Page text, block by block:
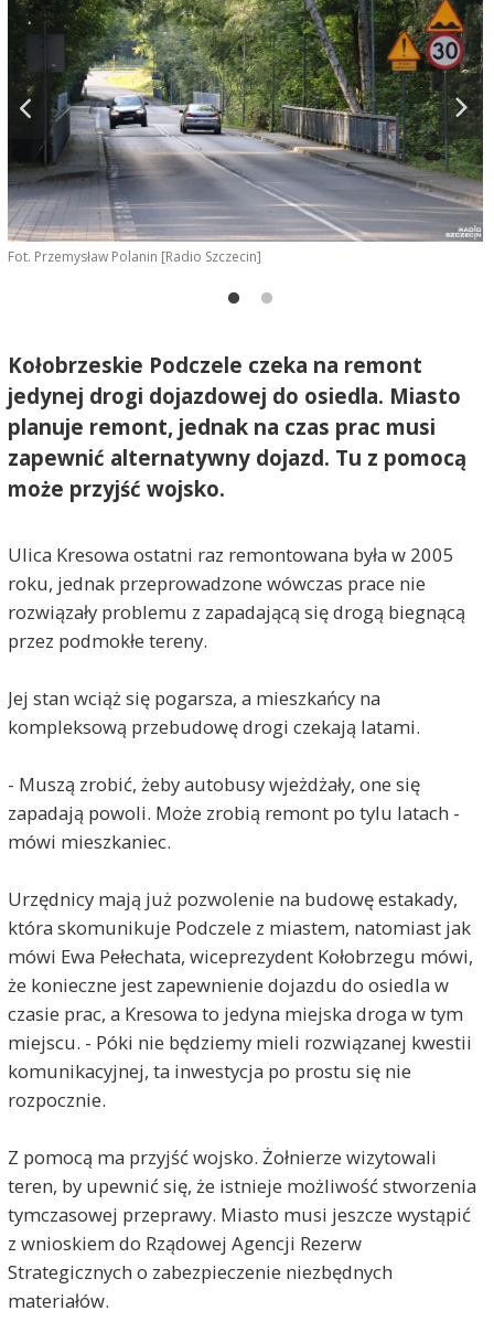
Fot. Przemysław Polanin [Radio Szczecin]
Kołobrzeskie Podczele czeka na remont
jedynej drogi dojazdowej do osiedla. Miasto
planuje remont, jednak na czas prac musi
zapewnić alternatywny dojazd. Tu z pomocą
może przyjść wojsko.
Ulica Kresowa ostatni raz remontowana była w 2005
roku, jednak przeprowadzone wówczas prace nie
rozwiązały problemu z zapadającą się drogą biegnącą
przez podmokłe tereny.
Jej stan wciąż się pogarsza, a mieszkańcy na
kompleksową przebudowę drogi czekają latami.
- Muszą zrobić, żeby autobusy wjeżdżały, one się
zapadają powoli. Może zrobią remont po tylu latach -
mówi mieszkaniec.
Urzędnicy mają już pozwolenie na budowę estakady,
która skomunikuje Podczele z miastem, natomiast jak
mówi Ewa Pełechata, wiceprezydent Kołobrzegu mówi,
że konieczne jest zapewnienie dojazdu do osiedla w
czasie prac, a Kresowa to jedyna miejska droga w tym
miejscu. - Póki nie będziemy mieli rozwiązanej kwestii
komunikacyjnej, ta inwestycja po prostu się nie
rozpocznie.
Z pomocą ma przyjść wojsko. Żołnierze wizytowali
teren, by upewnić się, że istnieje możliwość stworzenia
tymczasowej przeprawy. Miasto musi jeszcze wystąpić
z wnioskiem do Rządowej Agencji Rezerw
Strategicznych o zabezpieczenie niezbędnych
materiałów.